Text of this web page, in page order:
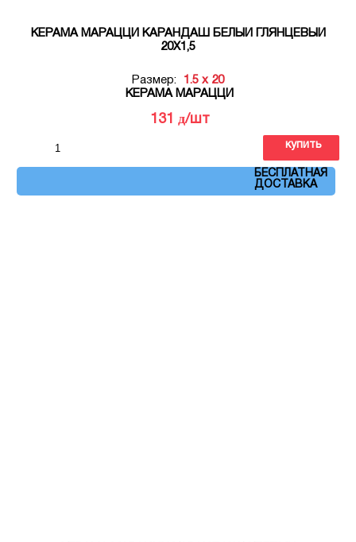
КЕРАМА МАРАЦЦИ КАРАНДАШ БЕЛЫЙ ГЛЯНЦЕВЫЙ
20Х1,5
Размер:
1.5 x 20
КЕРАМА МАРАЦЦИ
131 д/шт
БЕСПЛАТНАЯ
ДОСТАВКА
купить